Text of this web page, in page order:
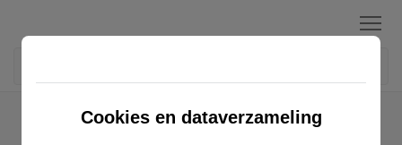
Menu
Home Adidas Racer Sneakers
Cookies en dataverzameling